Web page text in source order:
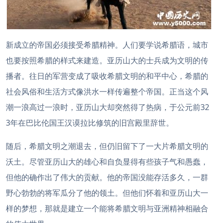
新成立的帝国必须接受希腊精神。人们要学说希腊语，城市
也要按照希腊的样式来建造。亚历山大的士兵成为文明的传
播者。往日的军营变成了吸收希腊文明的和平中心，希腊的
社会风俗和生活方式像洪水一样传遍整个帝国。正当这个风
潮一浪高过一浪时，亚历山大却突然得了热病，于公元前32
3年在巴比伦国王汉谟拉比修筑的旧宫殿里辞世。
随后，希腊文明之潮退去，但仍旧留下了一大片希腊文明的
沃土。尽管亚历山大的雄心和自负显得有些孩子气和愚蠢，
但他的确作出了伟大的贡献。他的帝国没能存活多久，一群
野心勃勃的将军瓜分了他的领土。但他们怀着和亚历山大一
样的梦想，那就是建立一个能将希腊文明与亚洲精神相融合